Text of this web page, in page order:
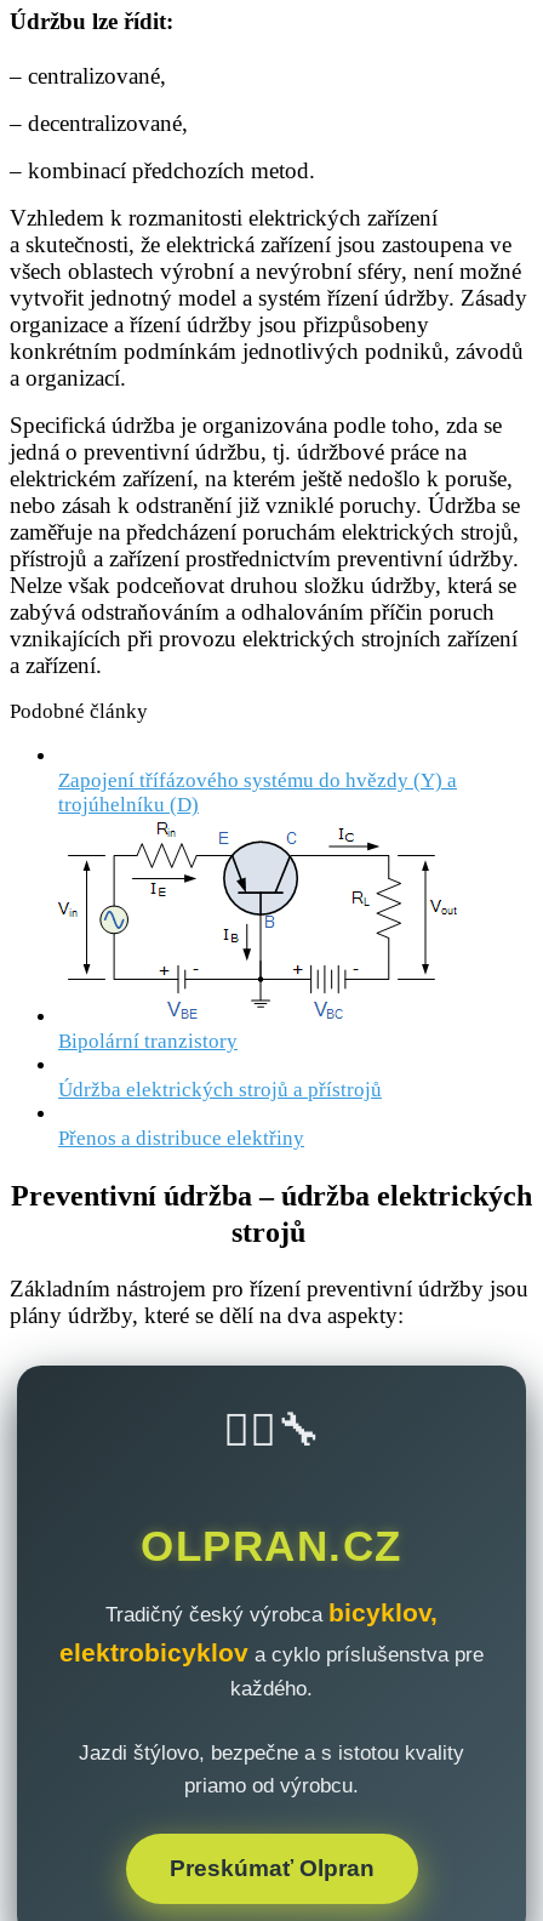
Údržbu lze řídit:
– centralizované,
– decentralizované,
– kombinací předchozích metod.
Vzhledem k rozmanitosti elektrických zařízení
a skutečnosti, že elektrická zařízení jsou zastoupena ve
všech oblastech výrobní a nevýrobní sféry, není možné
vytvořit jednotný model a systém řízení údržby. Zásady
organizace a řízení údržby jsou přizpůsobeny
konkrétním podmínkám jednotlivých podniků, závodů
a organizací.
Specifická údržba je organizována podle toho, zda se
jedná o preventivní údržbu, tj. údržbové práce na
elektrickém zařízení, na kterém ještě nedošlo k poruše,
nebo zásah k odstranění již vzniklé poruchy. Údržba se
zaměřuje na předcházení poruchám elektrických strojů,
přístrojů a zařízení prostřednictvím preventivní údržby.
Nelze však podceňovat druhou složku údržby, která se
zabývá odstraňováním a odhalováním příčin poruch
vznikajících při provozu elektrických strojních zařízení
a zařízení.
Podobné články
Zapojení třífázového systému do hvězdy (Y) a
trojúhelníku (D)
Bipolární tranzistory
Údržba elektrických strojů a přístrojů
Přenos a distribuce elektřiny
Preventivní údržba – údržba elektrických
strojů
Základním nástrojem pro řízení preventivní údržby jsou
plány údržby, které se dělí na dva aspekty:
🚴‍♂️🔧
OLPRAN.CZ
Tradičný český výrobca bicyklov,
elektrobicyklov a cyklo príslušenstva pre
každého.
Jazdi štýlovo, bezpečne a s istotou kvality
priamo od výrobcu.
Preskúmať Olpran